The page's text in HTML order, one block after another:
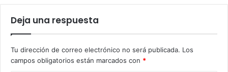
Deja una respuesta
Tu dirección de correo electrónico no será publicada. Los
campos obligatorios están marcados con *